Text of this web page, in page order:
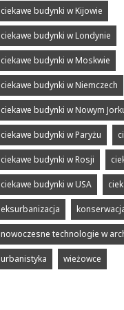
ciekawe budynki w Kijowie
ciekawe budynki w Londynie
ciekawe budynki w Moskwie
ciekawe budynki w Niemczech
ciekawe budynki w Nowym
ciekawe budynki w Paryżu
ciekawe budynki w Rosji
ciekawe budynki w USA
eksurbanizacja
nowoczesne technologie w
urbanistyka wieżowce